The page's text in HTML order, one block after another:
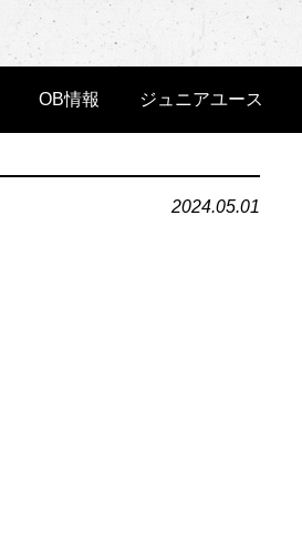
OB情報 ジュニアユース
2024.05.01